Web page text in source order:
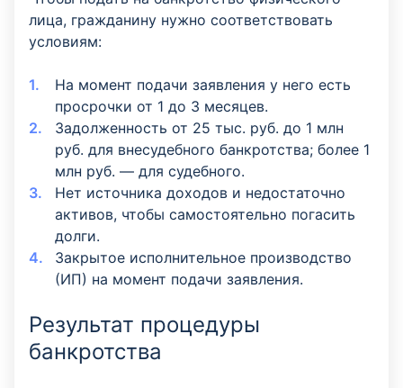
лица, гражданину нужно соответствовать
условиям:
На момент подачи заявления у него есть
просрочки от 1 до 3 месяцев.
Задолженность от 25 тыс. руб. до 1 млн
руб. для внесудебного банкротства; более 1
млн руб. — для судебного.
Нет источника доходов и недостаточно
активов, чтобы самостоятельно погасить
долги.
Закрытое исполнительное производство
(ИП) на момент подачи заявления.
Результат процедуры
банкротства